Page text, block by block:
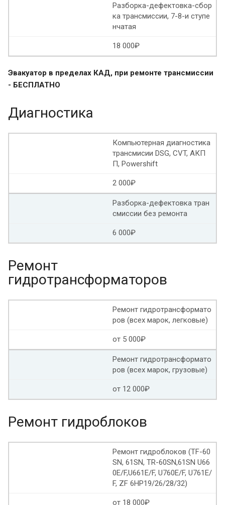
Ремонт вариаторов Митсубиси лансер
Капитальный ремонт вариатора
Ремонт АКПП вариатор Ремонт вариатора Рено
Ремонт вариатора Субару аутбек
Ремонт вариатора Субару форестер
Ремонт вариатора Пежо
Ремонт вариатора Инфинити qx60
Ремонт вариатора Инфинити jx35
Ремонт вариатора Лада веста
Ремонт вариатора Хонда цивик
Ремонт вариатора Лексус
Разборка-дефектовка-сбор
ка трансмиссии, 7-8-и ступе
нчатая
18 000₽
Эвакуатор в пределах КАД, при ремонте трансмиссии
- БЕСПЛАТНО
Диагностика
Компьютерная диагностика
трансмисии DSG, CVT, АКП
П, Powershift
2 000₽
Разборка-дефектовка тран
смиссии без ремонта
6 000₽
Ремонт
гидротрансформаторов
Ремонт гидротрансформато
ров (всех марок, легковые)
от 5 000₽
Ремонт гидротрансформато
ров (всех марок, грузовые)
от 12 000₽
Ремонт гидроблоков
Ремонт гидроблоков (TF-60
SN, 61SN, TR-60SN,61SN U66
0E/F,U661E/F, U760E/F, U761E/
F, ZF 6HP19/26/28/32)
от 18 000₽